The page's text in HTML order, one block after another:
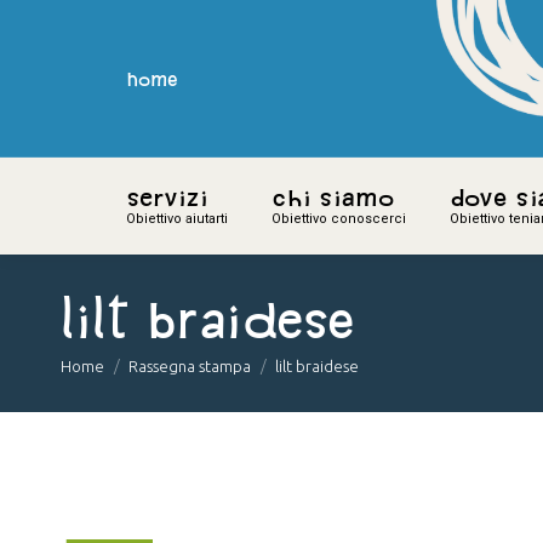
home
Servizi
Obiettivo aiutarti
Chi siamo
Obiettivo conoscerci
Dove
Obiettivo
lilt braidese
You are here:
Home Rassegna stampa lilt braidese
home
Servizi
Obiettivo aiutarti
Chi siamo
Obiettivo conoscerci
Dove
Obiettivo